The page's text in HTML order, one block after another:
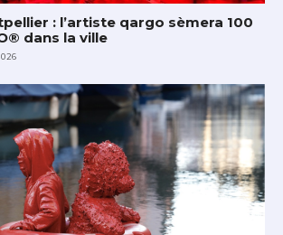
: l’artiste qargo sèmera 100
dans la ville